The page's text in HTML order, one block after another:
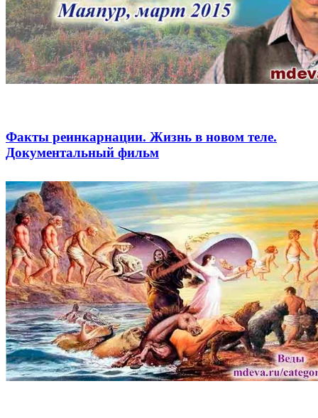
Факты реинкарнации. Жизнь в новом теле.
Документальный фильм